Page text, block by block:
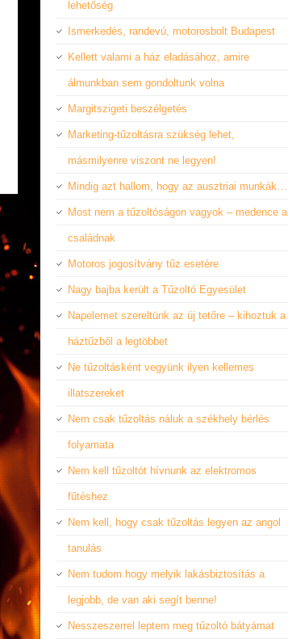
lehetőség
Ismerkedés, randevú, motorosbolt Budapest
Kellett valami a ház eladásához, amire
álmunkban sem gondoltunk volna
Margitszigeti beszélgetés
Marketing-tűzoltásra szükség lehet,
másmilyenre viszont ne legyen!
Mindig azt hallom, hogy az ausztriai munkák…
Most nem a tűzoltóságon vagyok – medence a
családnak
Motoros jogosítvány tűz esetére
Nagy bajba került a Tűzoltó Egyesület
Napelemet szereltünk az új tetőre – kihoztuk a
háztűzből a legtöbbet
Ne tűzoltásként vegyünk ilyen kellemes
illatszereket
Nem csak tűzoltás náluk a székhely bérlés
folyamata
Nem kell tűzoltót hívnunk az elektromos
fűtéshez
Nem kell, hogy csak tűzoltás legyen az angol
tanulás
Nem tudom hogy melyik lakásbiztosítás a
legjobb, de van aki segít benne!
Nesszeszerrel leptem meg tűzoltó bátyámat